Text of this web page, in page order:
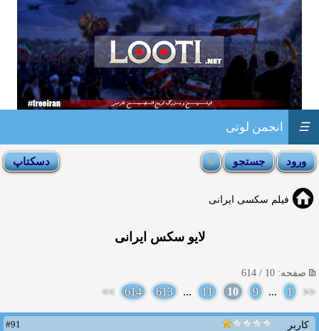
انجمن لوتی ☰
فیلم سکسی ایرانی
لایو سکس ایرانی
صفحه: 10 / 614
<<
1
...
9
10
11
...
613
614
>>
کاربر
#91